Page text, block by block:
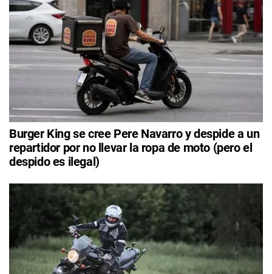
Burger King se cree Pere Navarro y despide a un
repartidor por no llevar la ropa de moto (pero el
despido es ilegal)